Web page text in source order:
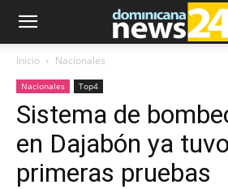
Inicio Nacionales
Nacionales Top4
Sistema de
en Dajabón ya
primeras pruebas